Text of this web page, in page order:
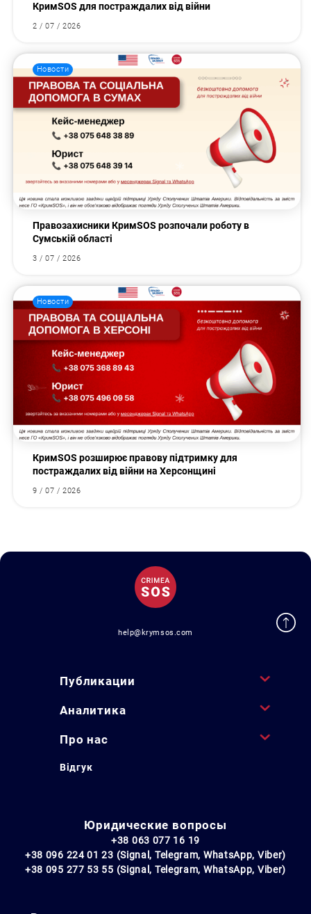
КримSOS для постраждалих від війни
2 / 07 / 2026
Новости
Правозахисники КримSOS розпочали роботу в
Сумській області
3 / 07 / 2026
Новости
КримSOS розширює правову підтримку для
постраждалих від війни на Херсонщині
9 / 07 / 2026
help@krymsos.com
Публикации
Аналитика
Про нас
Відгук
Юридические вопросы
+38 063 077 16 19
+38 096 224 01 23 (Signal, Telegram, WhatsApp, Viber)
+38 095 277 53 55 (Signal, Telegram, WhatsApp, Viber)